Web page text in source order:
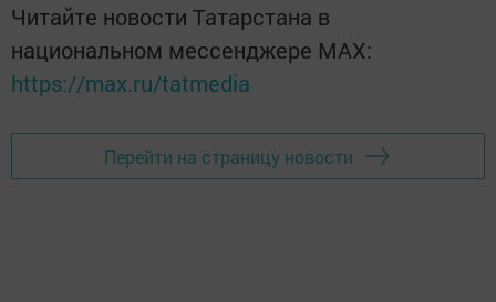
Читайте новости Татарстана в
национальном мессенджере MАХ:
https://max.ru/tatmedia
Перейти на страницу новости